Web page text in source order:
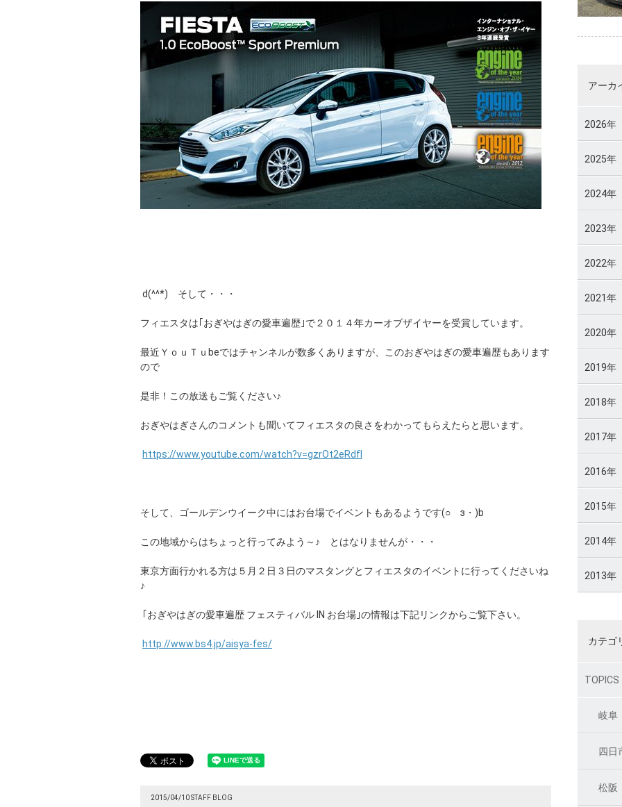
d(^^*) そして・・・
フィエスタは｢おぎやはぎの愛車遍歴｣で２０１４年カーオブザイヤーを受賞しています。
最近ＹｏｕＴｕbeではチャンネルが数多くありますが、このおぎやはぎの愛車遍歴もあります
ので
是非！この放送もご覧ください♪
おぎやはぎさんのコメントも聞いてフィエスタの良さをわかってもらえたらと思います。
https://www.youtube.com/watch?v=gzrOt2eRdfI
そして、ゴールデンウイーク中にはお台場でイベントもあるようです(○ゝз・)b
この地域からはちょっと行ってみよう～♪ とはなりませんが・・・
東京方面行かれる方は５月２日３日のマスタングとフィエスタのイベントに行ってくださいね
♪
｢おぎやはぎの愛車遍歴 フェスティバル IN お台場｣の情報は下記リンクからご覧下さい。
http://www.bs4.jp/aisya-fes/
2015/04/10 STAFF BLOG
アーカ
2026年
2025年
2024年
2023年
2022年
2021年
2020年
2019年
2018年
2017年
2016年
2015年
2014年
2013年
カテゴ
TOPICS
岐阜
四日
松阪